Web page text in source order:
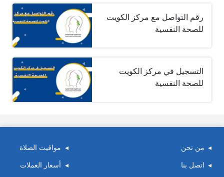
رقم التواصل مع مركز الكويت
للصحة النفسية
التسجيل في مركز الكويت
للصحة النفسية
من نحن
اتصل بنا
مواقيت الصلاة
أسعار العملات